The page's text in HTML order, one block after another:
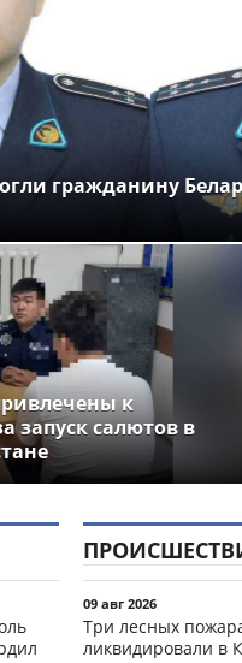
гражданину
к
запуск салютов в
09 авг 2026
Три лесных
ликвидировали в